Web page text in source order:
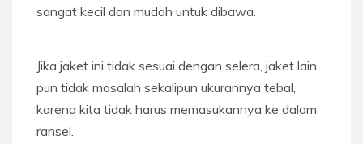
sangat kecil dan mudah untuk dibawa.
Jika jaket ini tidak sesuai dengan selera, jaket lain
pun tidak masalah sekalipun ukurannya tebal,
karena kita tidak harus memasukannya ke dalam
ransel.